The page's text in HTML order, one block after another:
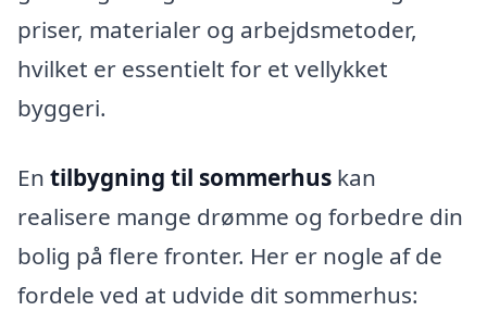
priser, materialer og arbejdsmetoder,
hvilket er essentielt for et vellykket
byggeri.
En tilbygning til sommerhus kan
realisere mange drømme og forbedre din
bolig på flere fronter. Her er nogle af de
fordele ved at udvide dit sommerhus: